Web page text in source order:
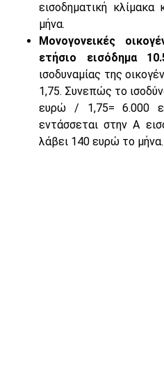
εισοδηματική
μήνα.
Μονογονεικές
ετήσιο εισόδημα
ισοδυναμίας της
1,75. Συνεπώς το
ευρώ / 1,75= 6.000
εντάσσεται στην Α
λάβει 140 ευρώ το μήνα.